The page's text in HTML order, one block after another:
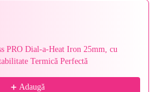
PRO Dial-a-Heat Iron 25mm, cu
Termică Perfectă
Adaugă